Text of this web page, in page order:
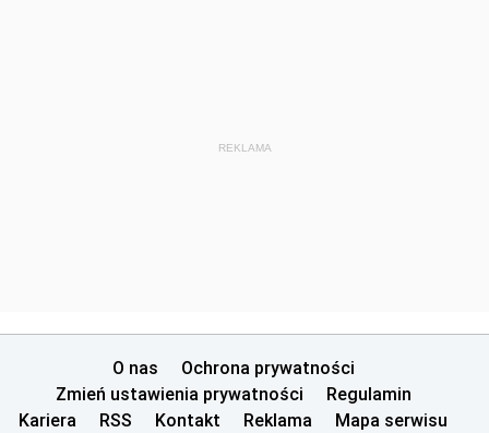
REKLAMA
O nas
Ochrona prywatności
Zmień ustawienia prywatności
Regulamin
Kariera
RSS Kontakt Reklama Mapa serwisu